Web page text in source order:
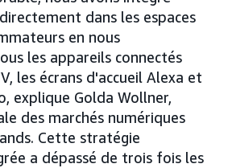
dans les espaces
en nous
les appareils connectés
les écrans d'accueil Alexa et
explique Golda Wollner,
des marchés numériques
Cette stratégie
a dépassé de trois fois les